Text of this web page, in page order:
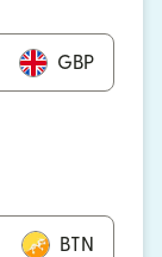
GBP
BTN